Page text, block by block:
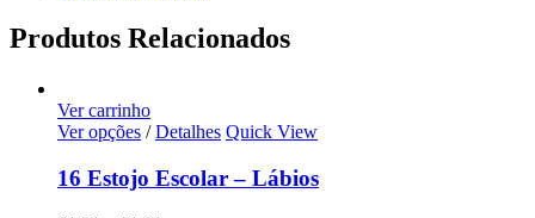
Produtos Relacionados
Ver carrinho
Ver opções / Detalhes Quick View
16 Estojo Escolar – Lábios